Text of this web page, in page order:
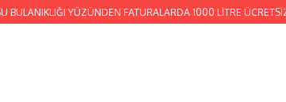
YÜZÜNDEN FATURALARDA 1000 LİTRE ÜCRETSİZ